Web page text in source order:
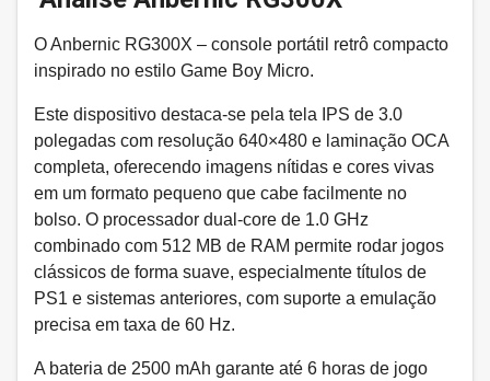
O Anbernic RG300X – console portátil retrô compacto
inspirado no estilo Game Boy Micro.
Este dispositivo destaca-se pela tela IPS de 3.0
polegadas com resolução 640×480 e laminação OCA
completa, oferecendo imagens nítidas e cores vivas
em um formato pequeno que cabe facilmente no
bolso. O processador dual-core de 1.0 GHz
combinado com 512 MB de RAM permite rodar jogos
clássicos de forma suave, especialmente títulos de
PS1 e sistemas anteriores, com suporte a emulação
precisa em taxa de 60 Hz.
A bateria de 2500 mAh garante até 6 horas de jogo